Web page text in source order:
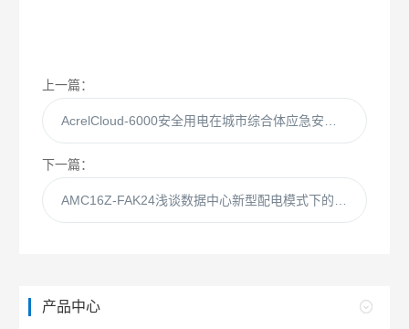
上一篇：
下一篇：
产品中心